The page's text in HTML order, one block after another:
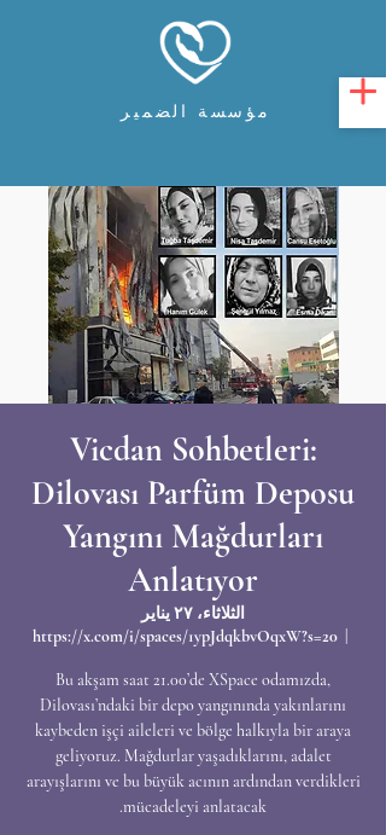
مؤسسة الضمير
Vicdan Sohbetleri:
Dilovası Parfüm Deposu
Yangını Mağdurları
Anlatıyor
الثلاثاء، ٢٧ يناير
  |
https://x.com/i/spaces/1ypJdqkbvOqxW?s=20
Bu akşam saat 21.00’de XSpace odamızda,
Dilovası’ndaki bir depo yangınında yakınlarını
kaybeden işçi aileleri ve bölge halkıyla bir araya
geliyoruz. Mağdurlar yaşadıklarını, adalet
arayışlarını ve bu büyük acının ardından verdikleri
mücadeleyi anlatacak.